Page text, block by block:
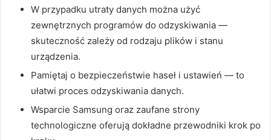
W przypadku utraty danych można użyć
zewnętrznych programów do odzyskiwania —
skuteczność zależy od rodzaju plików i stanu
urządzenia.
Pamiętaj o bezpieczeństwie haseł i ustawień — to
ułatwi proces odzyskiwania danych.
Wsparcie Samsung oraz zaufane strony
technologiczne oferują dokładne przewodniki krok po